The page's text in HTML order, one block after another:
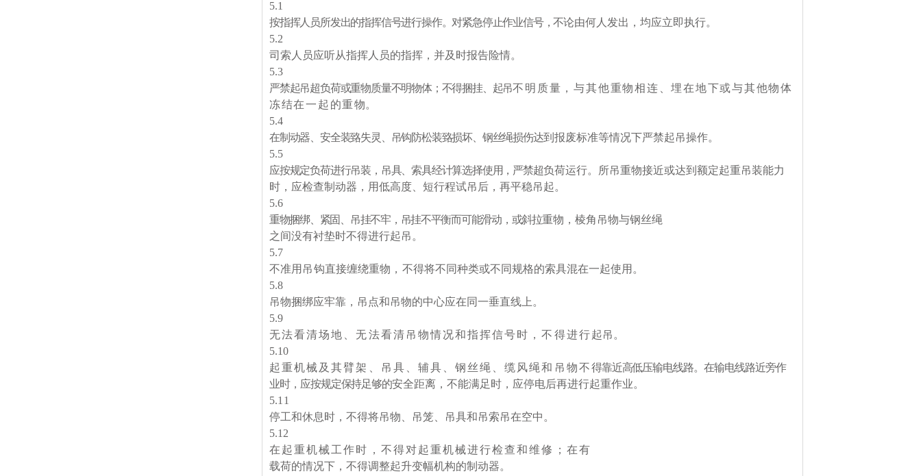
5.1
按指挥人员所发出的指挥信号进行操作。对紧急停止作业信号，不论由何人发出，均应立即执行。
5.2
司索人员应听从指挥人员的指挥，并及时报告险情。
5.3
严禁起吊超负荷或重物质量不明物体；不得捆挂、起吊不明质量，与其他重物相连、埋在地下或与其他物体
冻结在一起的重物。
5.4
在制动器、安全装臵失灵、吊钩防松装臵损坏、钢丝绳损伤达到报废标准等情况下严禁起吊操作。
5.5
应按规定负荷进行吊装，吊具、索具经计算选择使用，严禁超负荷运行。所吊重物接近或达到额定起重吊装能力
时，应检查制动器，用低高度、短行程试吊后，再平稳吊起。
5.6
重物捆绑、紧固、吊挂不牢，吊挂不平衡而可能滑动，或斜拉重物，棱角吊物与钢丝绳
之间没有衬垫时不得进行起吊。
5.7
不准用吊钩直接缠绕重物， 不得将不同种类或不同规格的索具混在一起使用。
5.8
吊物捆绑应牢靠，吊点和吊物的中心应在同一垂直线上。
5.9
无法看清场地、无法看清吊物情况和指挥信号时，不得进行起吊。
5.10
起重机械及其臂架、吊具、辅具、钢丝绳、缆风绳和吊物不得靠近高低压输电线路。在输电线路近旁作
业时，应按规定保持足够的安全距离，不能满足时，应停电后再进行起重作业。
5.1 1
停工和休息时，不得将吊物、吊笼、吊具和吊索吊在空中。
5.1 2
在起重机械工作时，不得对起重机械进行检查和维修；在有
载荷的情况下，不得调整起升变幅机构的制动器。